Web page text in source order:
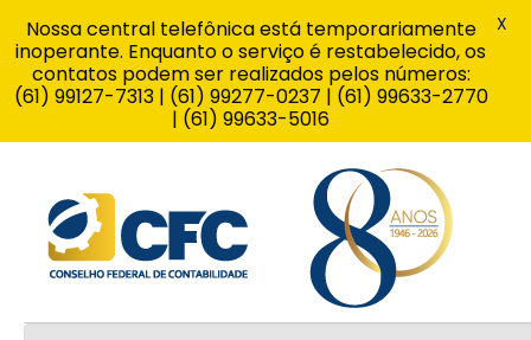
Nossa central telefônica está temporariamente
inoperante. Enquanto o serviço é restabelecido, os
contatos podem ser realizados pelos números:
(61) 99127-7313 | (61) 99277-0237 | (61) 99633-2770
| (61) 99633-5016
X